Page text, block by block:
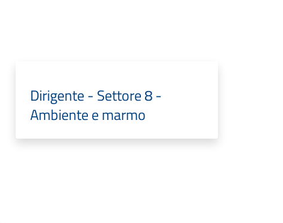
Dirigente - Settore 8 -
Ambiente e marmo